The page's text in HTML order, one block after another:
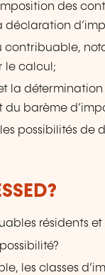
des
déclaration
le calcul;
la
barème
possibilités de
résidents
les classes